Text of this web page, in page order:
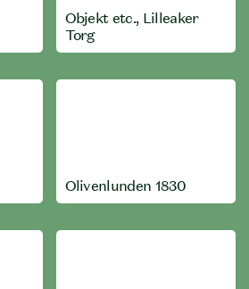
Objekt etc., Lilleaker
Torg
Olivenlunden 1830